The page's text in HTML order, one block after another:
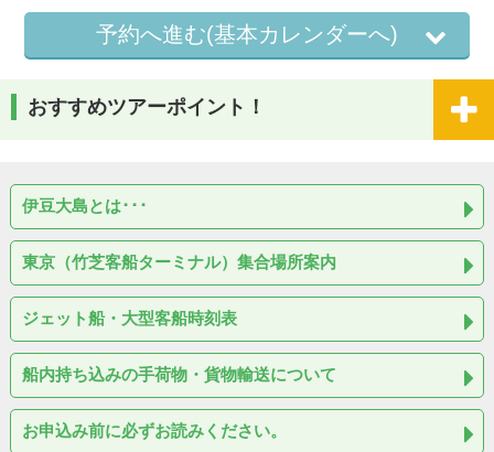
予約へ進む(基本カレンダーへ)
おすすめツアーポイント！
伊豆大島とは･･･
東京（竹芝客船ターミナル）集合場所案内
ジェット船・大型客船時刻表
船内持ち込みの手荷物・貨物輸送について
お申込み前に必ずお読みください。